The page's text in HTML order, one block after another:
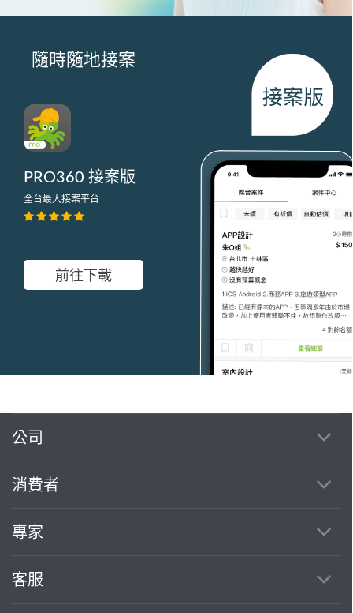
隨時隨地接案
PRO360 接案版
全台最大接案平台
前往下載
公司
消費者
專家
客服
繼續完成